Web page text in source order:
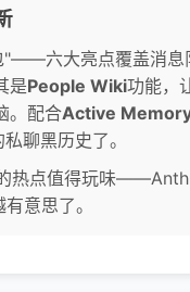
六大亮点覆盖消息
是People Wiki功能，
。配合Active
聊黑历史了。
热点值得玩味
意思了。